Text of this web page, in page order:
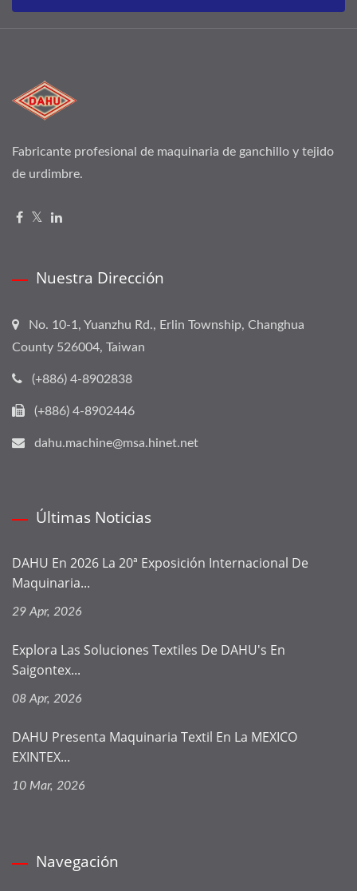
Fabricante profesional de maquinaria de ganchillo y tejido
de urdimbre.
Nuestra Dirección
No. 10-1, Yuanzhu Rd., Erlin Township, Changhua
County 526004, Taiwan
(+886) 4-8902838
(+886) 4-8902446
dahu.machine@msa.hinet.net
Últimas Noticias
DAHU En 2026 La 20ª Exposición Internacional De
Maquinaria...
29 Apr, 2026
Explora Las Soluciones Textiles De DAHU's En
Saigontex...
08 Apr, 2026
DAHU Presenta Maquinaria Textil En La MEXICO
EXINTEX...
10 Mar, 2026
Navegación